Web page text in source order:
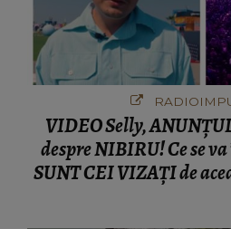
VIDEO Selly,
despre NIBIRU! Ce se
SUNT CEI VIZAȚI de